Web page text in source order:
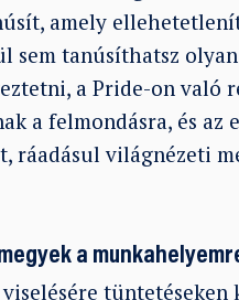
amely
sem tanúsíthatsz
a Pride-on való
a felmondásra, és
ráadásul világnézeti
a